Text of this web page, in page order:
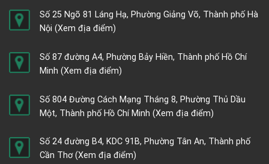
Số 25 Ngõ 81 Láng Hạ, Phường Giảng Võ, Thành phố Hà
Nội (Xem địa điểm)
Số 87 đường A4, Phường Bảy Hiền, Thành phố Hồ Chí
Minh (Xem địa điểm)
Số 804 Đường Cách Mạng Tháng 8, Phường Thủ Dầu
Một, Thành phố Hồ Chí Minh (Xem địa điểm)
Số 24 đường B4, KDC 91B, Phường Tân An, Thành phố
Cần Thơ(Xem địa điểm)